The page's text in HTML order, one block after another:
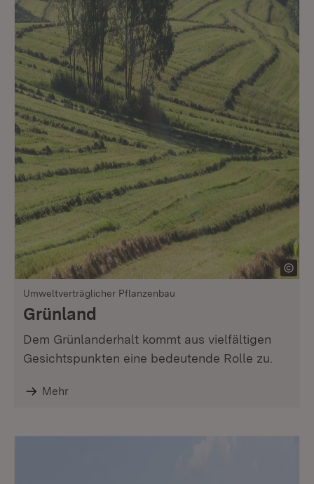
Umweltverträglicher Pflanzenbau
Grünland
Dem Grünlanderhalt kommt aus vielfältigen
Gesichtspunkten eine bedeutende Rolle zu.
Mehr